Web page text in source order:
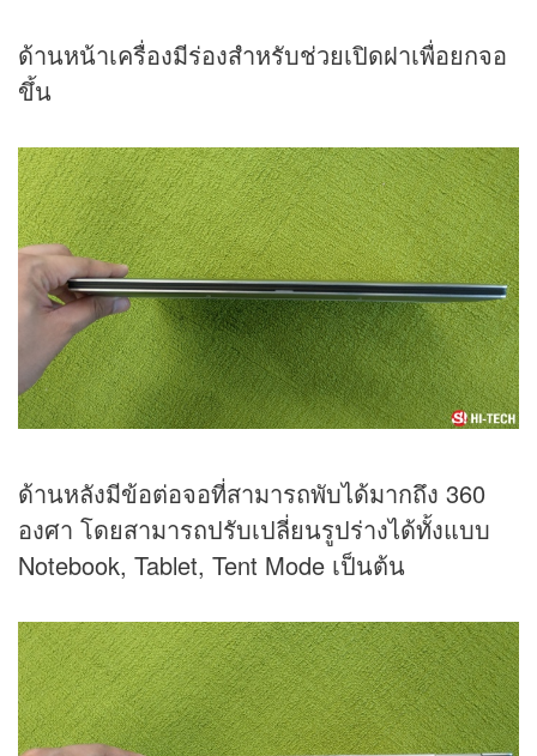
ด้านหน้าเครื่องมีร่องสำหรับช่วยเปิดฝาเพื่อยกจอ
ขึ้น
ด้านหลังมีข้อต่อจอที่สามารถพับได้มากถึง 360
องศา โดยสามารถปรับเปลี่ยนรูปร่างได้ทั้งแบบ
Notebook, Tablet, Tent Mode เป็นต้น